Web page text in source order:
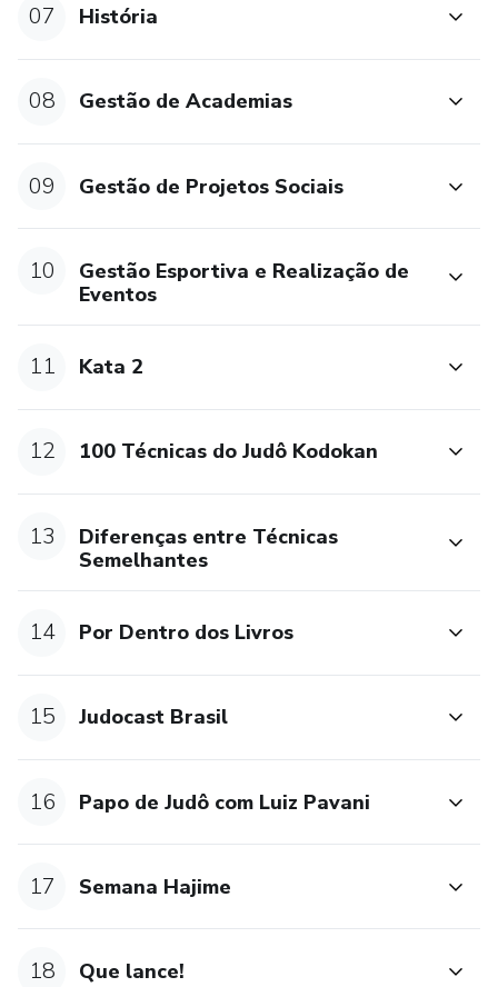
07 História
08 Gestão de Academias
09 Gestão de Projetos Sociais
10
Gestão Esportiva e Realização de
Eventos
11 Kata 2
12 100 Técnicas do Judô Kodokan
13
Diferenças entre Técnicas
Semelhantes
14 Por Dentro dos Livros
15 Judocast Brasil
16 Papo de Judô com Luiz Pavani
17 Semana Hajime
18 Que lance!